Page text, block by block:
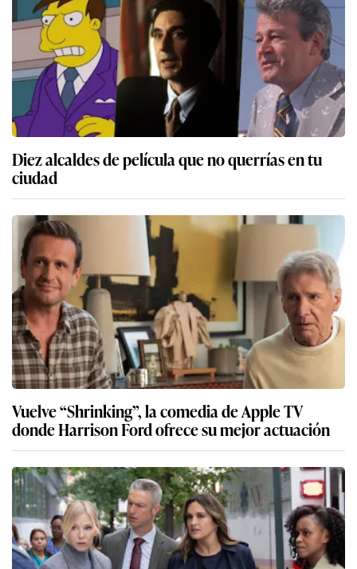
Diez alcaldes de película que no querrías en tu
ciudad
Vuelve “Shrinking”, la comedia de Apple TV
donde Harrison Ford ofrece su mejor actuación